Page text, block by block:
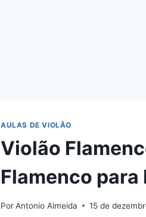
AULAS DE VIOLÃO
Violão
Flamenco
PorAntonio Almeida 15 de